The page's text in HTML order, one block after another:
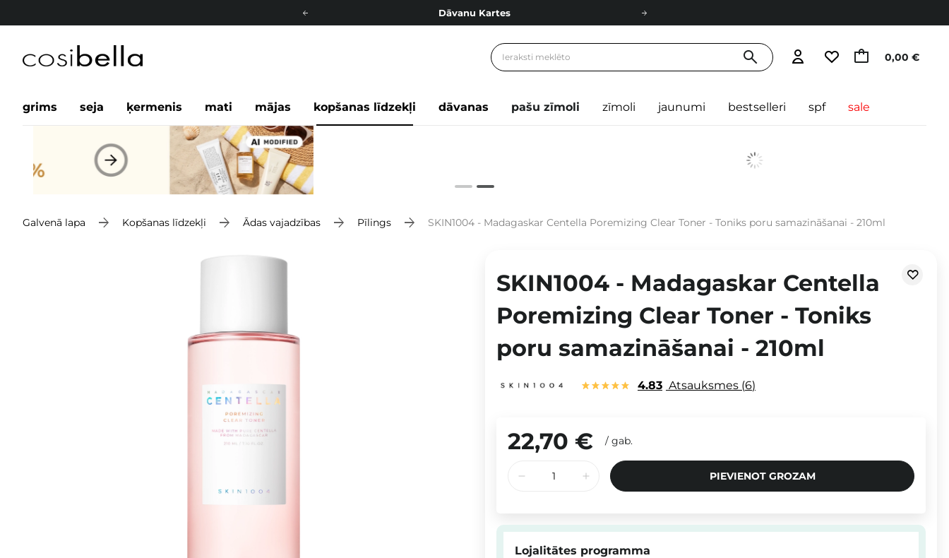
Dāvanu Kartes
Bezmaskas piegāde no 49,00 € 0,00 €
grims seja ķermenis mati mājas kopšanas līdzekļi dāvanas pašu zīmoli zīmoli jaunumi bestselleri spf sale
Galvenā lapa Kopšanas līdzekļi Ādas vajadzības Pīlings SKIN1004 - Madagaskar Centella Poremizing Clear Toner - Toniks poru samazināšanai - 210ml
SKIN1004 - Madagaskar Centella
Poremizing Clear Toner - Toniks
poru samazināšanai - 210ml
4.83 Atsauksmes 6
22,70 € / gab.
PIEVIENOT GROZAM
Lojalitātes programma